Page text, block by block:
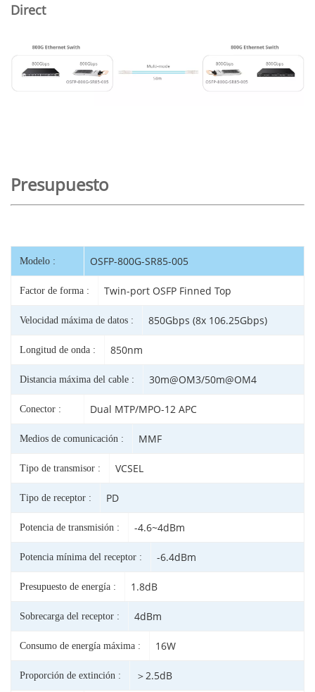
Direct
Presupuesto
Modelo : OSFP-800G-SR85-005
Factor de forma : Twin-port OSFP Finned Top
Velocidad máxima de datos : 850Gbps (8x 106.25Gbps)
Longitud de onda : 850nm
Distancia máxima del cable : 30m@OM3/50m@OM4
Conector : Dual MTP/MPO-12 APC
Medios de comunicación : MMF
Tipo de transmisor : VCSEL
Tipo de receptor : PD
Potencia de transmisión : -4.6~4dBm
Potencia mínima del receptor : -6.4dBm
Presupuesto de energía : 1.8dB
Sobrecarga del receptor : 4dBm
Consumo de energía máxima : 16W
Proporción de extinción : ＞2.5dB